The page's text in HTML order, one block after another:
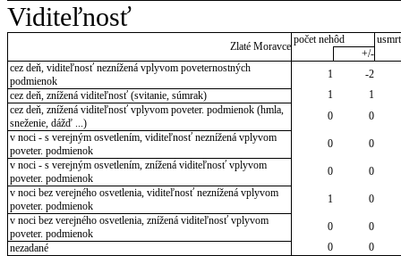
Viditeľnosť
Zlaté Moravce
počet nehôd
+/-
cez deň, viditeľnosť neznížená vplyvom poveternostných
podmienok
1
-2
cez deň, znížená viditeľnosť (svitanie, súmrak)
1
1
cez deň, znížená viditeľnosť vplyvom poveter. podmienok (hmla,
sneženie, dážď ...)
0
0
v noci - s verejným osvetlením, viditeľnosť neznížená vplyvom
poveter. podmienok
0
0
v noci - s verejným osvetlením, znížená viditeľnosť vplyvom
poveter. podmienok
0
0
v noci bez verejného osvetlenia, viditeľnosť neznížená vplyvom
poveter. podmienok
1
0
v noci bez verejného osvetlenia, znížená viditeľnosť vplyvom
poveter. podmienok
0
0
nezadané
0 0